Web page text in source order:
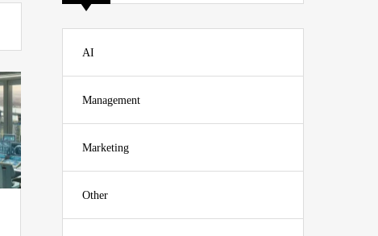
AI
Management
Marketing
Other